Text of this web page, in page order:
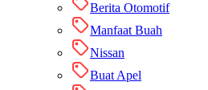
Berita Otomotif
Manfaat Buah
Nissan
Buat Apel